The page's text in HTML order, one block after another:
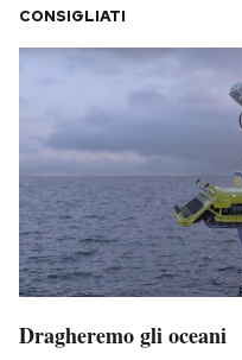
CONSIGLIATI
Dragheremo gli oceani